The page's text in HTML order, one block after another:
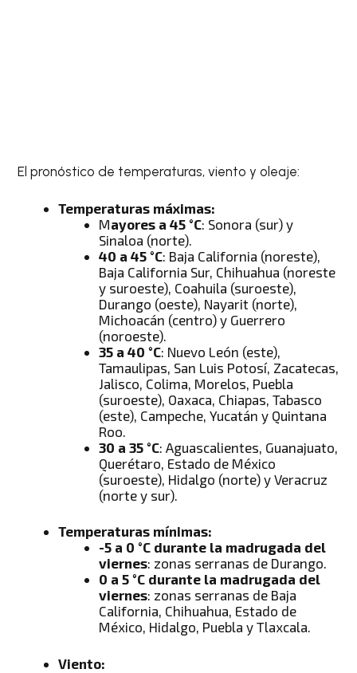
El pronóstico de temperaturas, viento y oleaje:
Temperaturas máximas:
Mayores a 45 °C: Sonora (sur) y
Sinaloa (norte).
40 a 45 °C: Baja California (noreste),
Baja California Sur, Chihuahua (noreste
y suroeste), Coahuila (suroeste),
Durango (oeste), Nayarit (norte),
Michoacán (centro) y Guerrero
(noroeste).
35 a 40 °C: Nuevo León (este),
Tamaulipas, San Luis Potosí, Zacatecas,
Jalisco, Colima, Morelos, Puebla
(suroeste), Oaxaca, Chiapas, Tabasco
(este), Campeche, Yucatán y Quintana
Roo.
30 a 35 °C: Aguascalientes, Guanajuato,
Querétaro, Estado de México
(suroeste), Hidalgo (norte) y Veracruz
(norte y sur).
Temperaturas mínimas:
-5 a 0 °C durante la madrugada del
viernes: zonas serranas de Durango.
0 a 5 °C durante la madrugada del
viernes: zonas serranas de Baja
California, Chihuahua, Estado de
México, Hidalgo, Puebla y Tlaxcala.
Viento: